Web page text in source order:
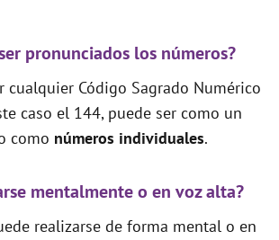
pronunciados los números?
cualquier Código Sagrado Numérico
caso el 144, puede ser como un
como números individuales.
mentalmente o en voz alta?
realizarse de forma mental o en